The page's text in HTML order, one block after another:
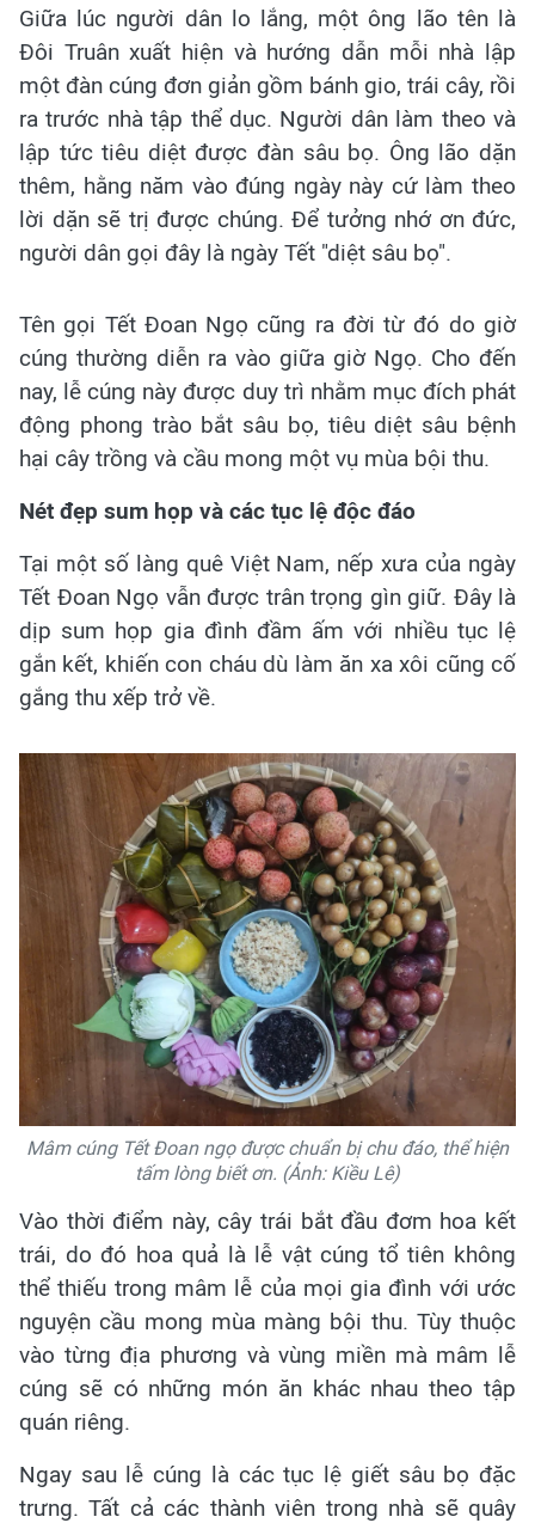
Giữa lúc người dân lo lắng, một ông lão tên là
Đôi Truân xuất hiện và hướng dẫn mỗi nhà lập
một đàn cúng đơn giản gồm bánh gio, trái cây, rồi
ra trước nhà tập thể dục. Người dân làm theo và
lập tức tiêu diệt được đàn sâu bọ. Ông lão dặn
thêm, hằng năm vào đúng ngày này cứ làm theo
lời dặn sẽ trị được chúng. Để tưởng nhớ ơn đức,
người dân gọi đây là ngày Tết "diệt sâu bọ".
Tên gọi Tết Đoan Ngọ cũng ra đời từ đó do giờ
cúng thường diễn ra vào giữa giờ Ngọ. Cho đến
nay, lễ cúng này được duy trì nhằm mục đích phát
động phong trào bắt sâu bọ, tiêu diệt sâu bệnh
hại cây trồng và cầu mong một vụ mùa bội thu.
Nét đẹp sum họp và các tục lệ độc đáo
Tại một số làng quê Việt Nam, nếp xưa của ngày
Tết Đoan Ngọ vẫn được trân trọng gìn giữ. Đây là
dịp sum họp gia đình đầm ấm với nhiều tục lệ
gắn kết, khiến con cháu dù làm ăn xa xôi cũng cố
gắng thu xếp trở về.
Mâm cúng Tết Đoan ngọ được chuẩn bị chu đáo, thể hiện
tấm lòng biết ơn. (Ảnh: Kiều Lê)
Vào thời điểm này, cây trái bắt đầu đơm hoa kết
trái, do đó hoa quả là lễ vật cúng tổ tiên không
thể thiếu trong mâm lễ của mọi gia đình với ước
nguyện cầu mong mùa màng bội thu. Tùy thuộc
vào từng địa phương và vùng miền mà mâm lễ
cúng sẽ có những món ăn khác nhau theo tập
quán riêng.
Ngay sau lễ cúng là các tục lệ giết sâu bọ đặc
trưng. Tất cả các thành viên trong nhà sẽ quây